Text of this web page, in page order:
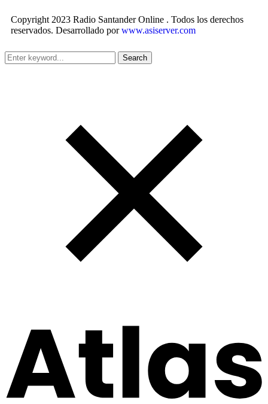
Copyright 2023 Radio Santander Online . Todos los derechos
reservados. Desarrollado porwww.asiserver.com
Search